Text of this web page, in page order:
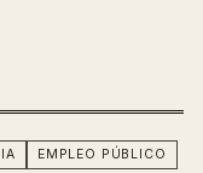
EMPLEO PÚBLICO